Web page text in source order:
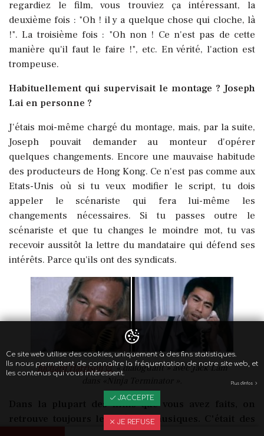
regardiez le film, vous trouviez ça intéressant, la
deuxième fois : "Oh ! il y a quelque chose qui cloche, là
!". La troisième fois : "Oh non ! Ce n'est pas de cette
manière qu'il faut le faire !", etc. En vérité, l'action est
trompeuse.
Habituellement qui supervisait le montage ? Joseph
Lai en personne ?
J'étais moi-même chargé du montage, mais, par la suite,
Joseph pouvait demander au monteur d'opérer
quelques changements. Encore une mauvaise habitude
des producteurs de Hong Kong. Ce n'est pas comme aux
Etats-Unis où si tu veux modifier le script, tu dois
appeler le scénariste qui fera lui-même les
changements nécessaires. Si tu passes outre le
scénariste et que tu changes le moindre mot, tu vas
recevoir aussitôt la lettre du mandataire qui défend ses
intérêts. Parce qu'ils ont des syndicats.
Richard Harrison
« dialoguant » avec Jack Lam
Dans la plupart des films que vous avez faits, on
retrouve toujours les mêmes musiques. C'était des
Ce site web utilise des cookies, uniquement à des fins statistiques.
Ils nous permettent de connaître la fréquentation de notre site web, et
les contenus qui vous intéressent.
Plus d'infos
J'ACCEPTE
JE REFUSE